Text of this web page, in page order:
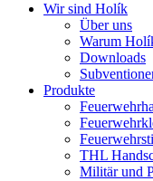
Wir sind Holík
Über uns
Warum
Downloads
Produkte
THL
Militär und